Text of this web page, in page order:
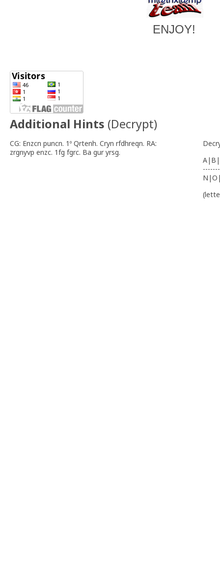
ENJOY!
Additional Hints (Decrypt)
CG: Enzcn puncn. 1º Qrtenh. Cryn rfdhreqn. RA:
zrgnyvp enzc. 1fg fgrc. Ba gur yrsg.